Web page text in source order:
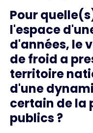
Pour
l'espace
d'années, le
de froid a
territoire
d'une
certain de la
publics ?